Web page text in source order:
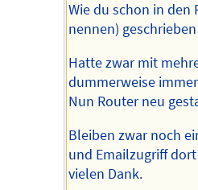
Wie du schon in den
nennen)
Hatte zwar mit
dummerweise
Nun Router neu
Bleiben zwar noch
und Emailzugriff
vielen Dank.